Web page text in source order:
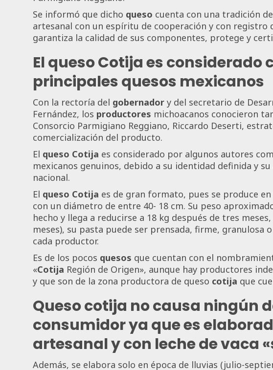
Se informó que dicho queso cuenta con una tradición
artesanal con un espíritu de cooperación y con registro
garantiza la calidad de sus componentes, protege y
El queso Cotija es considerado
principales quesos mexicanos
Con la rectoría del gobernador y del secretario de
Fernández, los productores michoacanos conocieron
Consorcio Parmigiano Reggiano, Riccardo Deserti,
comercialización del producto.
El queso Cotija es considerado por algunos autores
mexicanos genuinos, debido a su identidad definida y
nacional.
El queso Cotija es de gran formato, pues se produce
con un diámetro de entre 40- 18 cm. Su peso
hecho y llega a reducirse a 18 kg después de tres meses,
meses), su pasta puede ser prensada, firme, granulosa
cada productor.
Es de los pocos quesos que cuentan con el
«Cotija Región de Origen», aunque hay productores
y que son de la zona productora de queso cotija que
Queso cotija no causa ningún
consumidor ya que es
artesanal y con leche de vaca
Además, se elabora solo en época de lluvias (julio-